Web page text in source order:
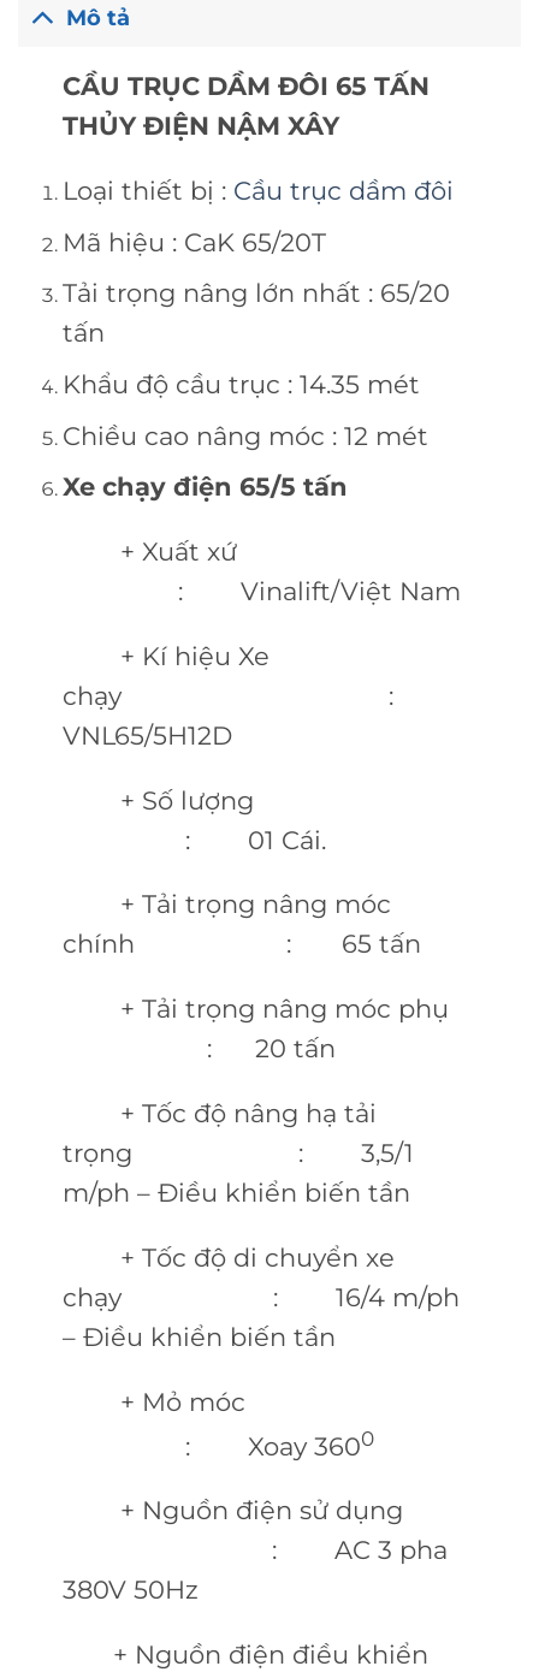
Mô tả
CẦU TRỤC DẦM ĐÔI 65 TẤN
THỦY ĐIỆN NẬM XÂY
Loại thiết bị : Cầu trục dầm đôi
Mã hiệu : CaK 65/20T
Tải trọng nâng lớn nhất : 65/20
tấn
Khẩu độ cầu trục : 14.35 mét
Chiều cao nâng móc : 12 mét
Xe chạy điện 65/5 tấn
+ Xuất xứ
: Vinalift/Việt Nam
+ Kí hiệu Xe
chạy :
VNL65/5H12D
+ Số lượng
: 01 Cái.
+ Tải trọng nâng móc
chính : 65 tấn
+ Tải trọng nâng móc phụ
: 20 tấn
+ Tốc độ nâng hạ tải
trọng : 3,5/1
m/ph – Điều khiển biến tần
+ Tốc độ di chuyển xe
chạy : 16/4 m/ph
– Điều khiển biến tần
+ Mỏ móc
: Xoay 3600
+ Nguồn điện sử dụng
: AC 3 pha
380V 50Hz
+ Nguồn điện điều khiển